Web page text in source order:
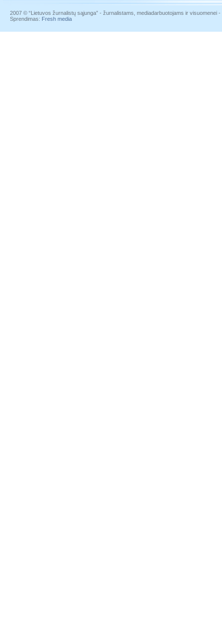
2007 © “Lietuvos žurnalistų sąjunga” - žurnalistams, mediadarbuotojams ir visuomenei
Sprendimas: Fresh media